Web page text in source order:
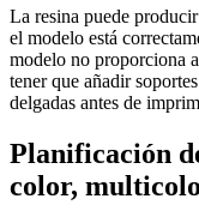
La resina puede
el modelo está
modelo no proporciona
tener que añadir
delgadas antes de
Planificación
color,